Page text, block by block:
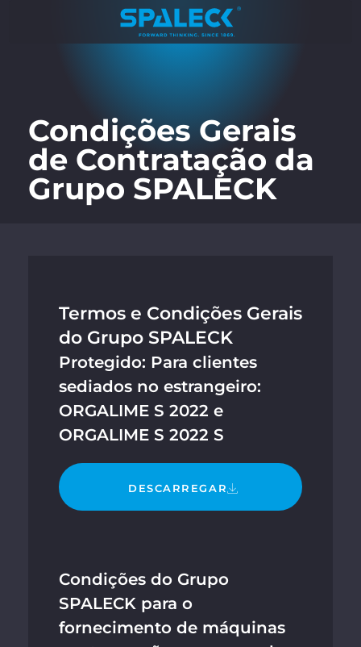
Condições Gerais
de Contratação da
Grupo SPALECK
Termos e Condições Gerais
do Grupo SPALECK
Protegido: Para clientes
sediados no estrangeiro:
ORGALIME S 2022 e
ORGALIME S 2022 S
DESCARREGAR
Condições do Grupo
SPALECK para o
fornecimento de máquinas